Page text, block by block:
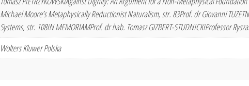
Michael Moore’s Metaphysically Reductionist Naturalism, str. 83Prof. dr Giovanni
Systems, str. 108IN MEMORIAMProf. dr hab. Tomasz GIZBERT-STUDNICKIProfessor
Wolters Kluwer Polska